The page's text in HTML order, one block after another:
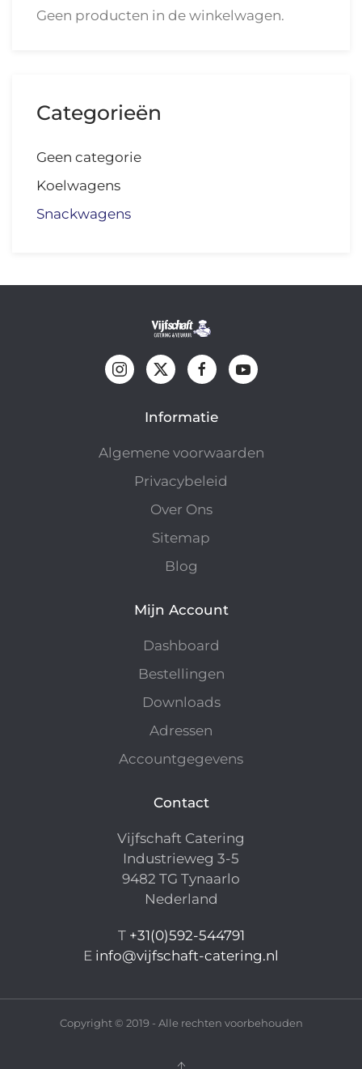
Geen producten in de winkelwagen.
Categorieën
Geen categorie
Koelwagens
Snackwagens
Informatie
Algemene voorwaarden
Privacybeleid
Over Ons
Sitemap
Blog
Mijn Account
Dashboard
Bestellingen
Downloads
Adressen
Accountgegevens
Contact
Vijfschaft Catering
Industrieweg 3-5
9482 TG Tynaarlo
Nederland
T +31(0)592-544791
E info@vijfschaft-catering.nl
Copyright © 2019 - Alle rechten voorbehouden